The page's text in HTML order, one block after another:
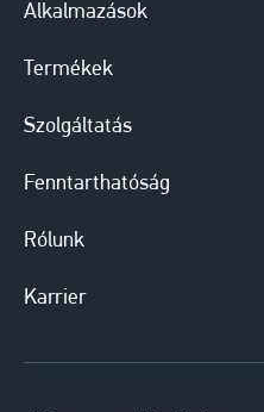
Alkalmazások
Termékek
Szolgáltatás
Fenntarthatóság
Rólunk
Karrier